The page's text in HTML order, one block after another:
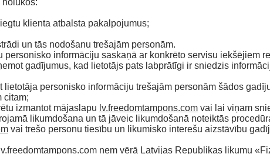
nolūkos:
klienta atbalsta pakalpojumus;
un tās nodošanu trešajām personām.
personisko informāciju saskaņā ar konkrēto servisu iekšējiem
gadījumus, kad lietotājs pats labprātīgi ir sniedzis
lietotāja personisko informāciju trešajām personām šādos
citam;
izmantot mājaslapu lv.freedomtampons.com vai lai viņam
likumdošana un tā jāveic likumdošanā noteiktās
vai trešo personu tiesību un likumisko interešu aizstāvību
lv.freedomtampons.com ņem vērā Latvijas Republikas likumu